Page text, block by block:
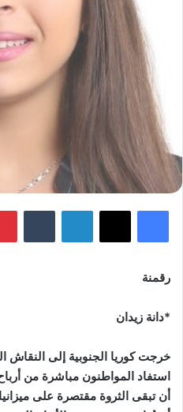
فيسبوك لينكدإن
رقمنة
*دانة زيدان
خرجت كوريا الجنوبية إلى النقاش
استفاد المواطنون مباشرة من
أن تبقى الثروة مقتصرة على